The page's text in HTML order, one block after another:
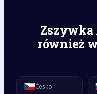
Zszywka
również
🇨🇿Česko